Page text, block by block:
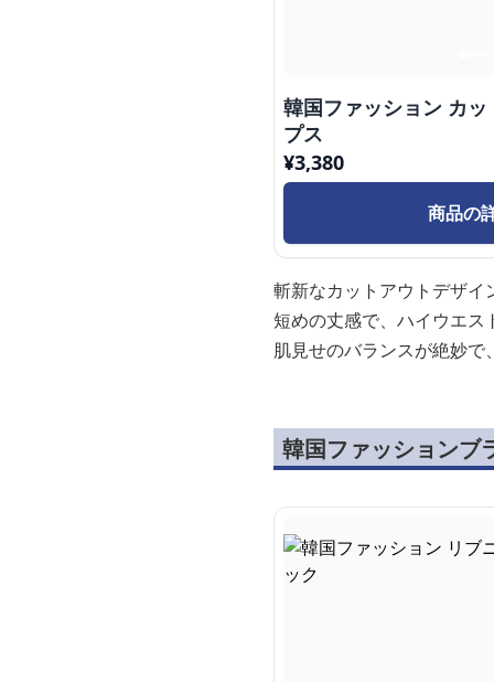
韓国ファッション カ
プス
¥3,380
商品の
斬新なカットアウトデザ
短めの丈感で、ハイウエ
肌見せのバランスが絶妙
韓国ファッションブ